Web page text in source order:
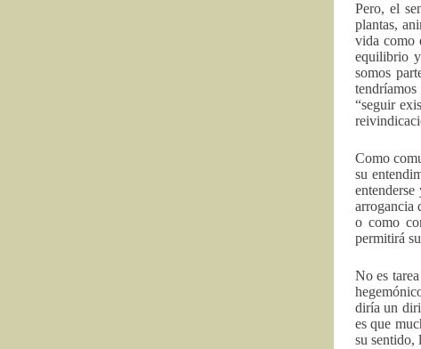
Pero, el
plantas,
vida como
equilibrio y
somos
“seguir
Como
su
arrogancia
o como
permitirá
No es
diría un
es que
su sentido,